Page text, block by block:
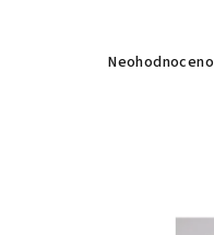
Průměrné
hvězdiček.
Neohodnoceno